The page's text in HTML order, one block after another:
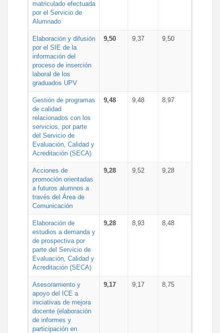
matriculado efectuada
por el Servicio de
Alumnado
Elaboración y difusión
por el SIE de la
información del
proceso de inserción
laboral de los
graduados UPV
9,50 9,37 9,50
Gestión de programas
de calidad
relacionados con los
servicios, por parte
del Servicio de
Evaluación, Calidad y
Acreditación (SECA)
9,48 9,48 8,97
Acciones de
promoción orientadas
a futuros alumnos a
través del Área de
Comunicación
9,28 9,52 9,28
Elaboración de
estudios a demanda y
de prospectiva por
parte del Servicio de
Evaluación, Calidad y
Acreditación (SECA)
9,28 8,93 8,48
Asesoramiento y
apoyo del ICE a
iniciativas de mejora
docente (elaboración
de informes y
participación en
9,17 9,17 8,75